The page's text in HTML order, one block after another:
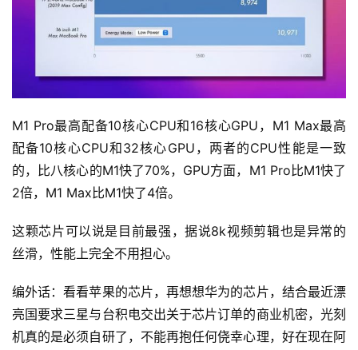
M1 Pro最高配备10核心CPU和16核心GPU，M1 Max最高
配备10核心CPU和32核心GPU，两者的CPU性能是一致
的，比八核心的M1快了70%，GPU方面，M1 Pro比M1快了
2倍，M1 Max比M1快了4倍。
这颗芯片可以说是目前最强，据说8k视频剪辑也是异常的
丝滑，性能上完全不用担心。
编外话：看看苹果的芯片，再想想华为的芯片，结合最近漂
亮国要求三星与台积电交出关于芯片订单的商业机密，光刻
机真的是必须自研了，不能再抱任何侥幸心理，好在现在阿